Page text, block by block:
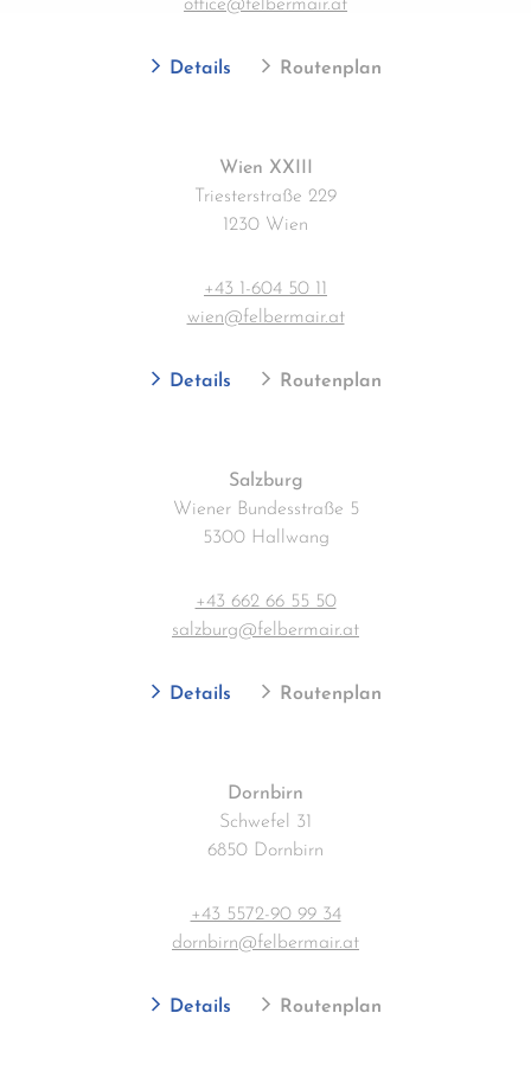
office@felbermair.at
Details Routenplan
Wien XXIII
Triesterstraße 229
1230 Wien
+43 1-604 50 11
wien@felbermair.at
Details Routenplan
Salzburg
Wiener Bundesstraße 5
5300 Hallwang
+43 662 66 55 50
salzburg@felbermair.at
Details Routenplan
Dornbirn
Schwefel 31
6850 Dornbirn
+43 5572-90 99 34
dornbirn@felbermair.at
Details Routenplan